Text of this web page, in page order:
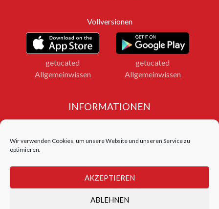
Wir verwenden Cookies, um unsere Website und unseren Service zu
optimieren.
AKZEPTIEREN
ABLEHNEN
Vollversionen
getucated
Allgemeinwissen
getucated
Allgemeinwissen
INFORMATIONEN
Impressum
Bildnachweise
Login Test Center